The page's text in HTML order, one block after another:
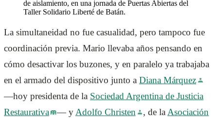
de aislamiento, en una jornada de Puertas Abiertas del
Taller Solidario Liberté de Batán.
La simultaneidad no fue casualidad, pero tampoco fue
coordinación previa. Mario llevaba años pensando en
cómo desactivar los buzones, y en paralelo ya trabajaba
en el armado del dispositivo junto a Diana Márquez
—hoy presidenta de la Sociedad Argentina de Justicia
Restaurativa
— yAdolfo Christen , de laAsociación